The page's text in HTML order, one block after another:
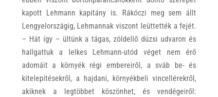
kapott Lehmann kapitány is. Rákóczi meg sem állt
Lengyelországig, Lehmannak viszont leüttették a fejét.
– Hát így – ültünk a tágas, zöldellő dúzsi udvaron és
hallgattuk a lelkes Lehmann-utód véget nem érő
adomáit a környék régi embereiről, a sváb be- és
kitelepítésekről, a hajdani, környékbeli vincellérekről,
akiknek a legtöbbet köszönhet, és vendégeiről: